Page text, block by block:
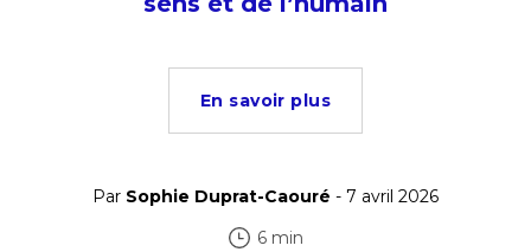
En savoir plus
Par Sophie Duprat-Caouré - 7 avril 2026
6 min